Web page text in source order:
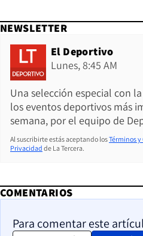
NEWSLETTER
El Deportivo
Lunes, 8:45 AM
Una selección especial con
los eventos deportivos más
semana, por el equipo de
Al suscribirte estás aceptando losTérminos
Privacidad de La Tercera.
COMENTARIOS
Para comentar este